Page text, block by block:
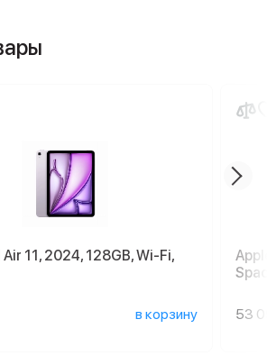
11, 2024, 128GB, Wi-Fi,
в корзину 53